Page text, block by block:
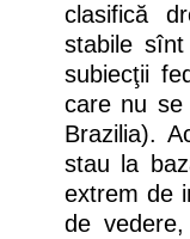
clasifică
stabile
subiecţii
care nu se
Brazilia).
stau la
extrem de
de